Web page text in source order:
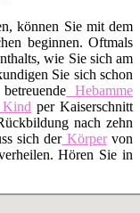
können Sie mit dem
beginnen. Oftmals
wie Sie sich am
Sie sich schon
Hebamme
per Kaiserschnitt
nach zehn
sich derKörpervon
Hören Sie in